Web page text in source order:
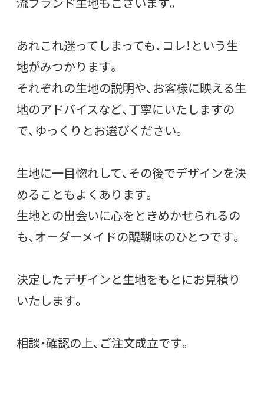
あれこれ迷ってしまっても、コレ！という生
地がみつかります。
それぞれの生地の説明や、お客様に映える生
地のアドバイスなど、丁寧にいたしますの
で、ゆっくりとお選びください。
生地に一目惚れして、その後でデザインを決
めることもよくあります。
生地との出会いに心をときめかせられるの
も、オーダーメイドの醍醐味のひとつです。
決定したデザインと生地をもとにお見積り
いたします。
相談・確認の上、ご注文成立です。